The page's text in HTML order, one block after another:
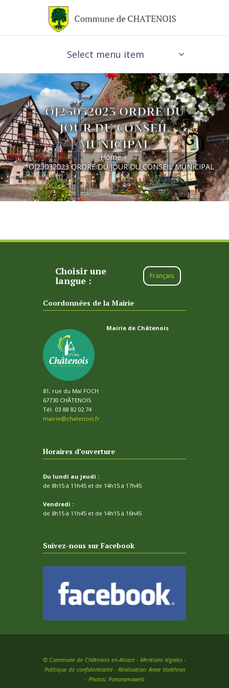
Select menu item
OJ23032023 ORDRE DU
JOUR DU CONSEIL
MUNICIPAL
Home
OJ23032023 ORDRE DU JOUR DU CONSEIL MUNICIPAL
Choisir une
langue :
Français
Coordonnées de la Mairie
Mairie de Châtenois
81, rue du Mal FOCH
67730 CHÂTENOIS
Tél. 03 88 82 02 74
mairie@chatenois.fr
Horaires d’ouverture
Du lundi au jeudi :
de 8h15 à 11h45 et de 14h15 à 17h45
Vendredi :
de 8h15 à 11h45 et de 14h15 à 16h45
Suivez-nous sur Facebook
© Commune de Châtenois en Alsace - Mentions légales -
Politique de confidentialité - Réalisation: Anne Vonthron
- Photos: Panoramaweb